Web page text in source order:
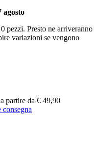
agosto
pezzi. Presto ne arriveranno
variazioni se vengono
a partire da € 49,90